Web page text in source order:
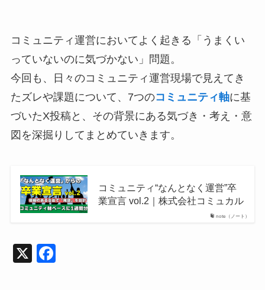
コミュニティ運営においてよく起きる「うまくい
っていないのに気づかない」問題。
今回も、日々のコミュニティ運営現場で見えてき
たズレや課題について、7つのコミュニティ軸に基
づいたX投稿と、その背景にある気づき・考え・意
図を深掘りしてまとめていきます。
note（ノート）
コミュニティ“なんとなく運営”卒
業宣言 vol.2｜株式会社コミュカル
X